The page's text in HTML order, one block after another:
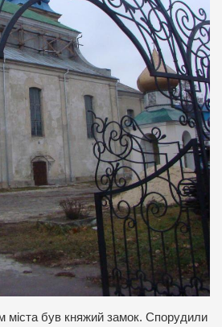
міста був княжий замок. Спорудили